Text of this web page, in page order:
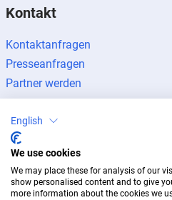
Kontakt
Kontaktanfragen
Presseanfragen
Partner werden
ImpressumDatenschutz
© 2026 BUG Aluminium-Systeme
English
We use cookies
We may place these for analysis of our
show personalised content and to give
more information about the cookies we